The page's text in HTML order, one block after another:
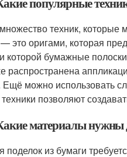
техник, которые
это оригами, которая
которой бумажные
распространена
можно использовать
техники позволяют
материалы нужны
поделок из бумаги